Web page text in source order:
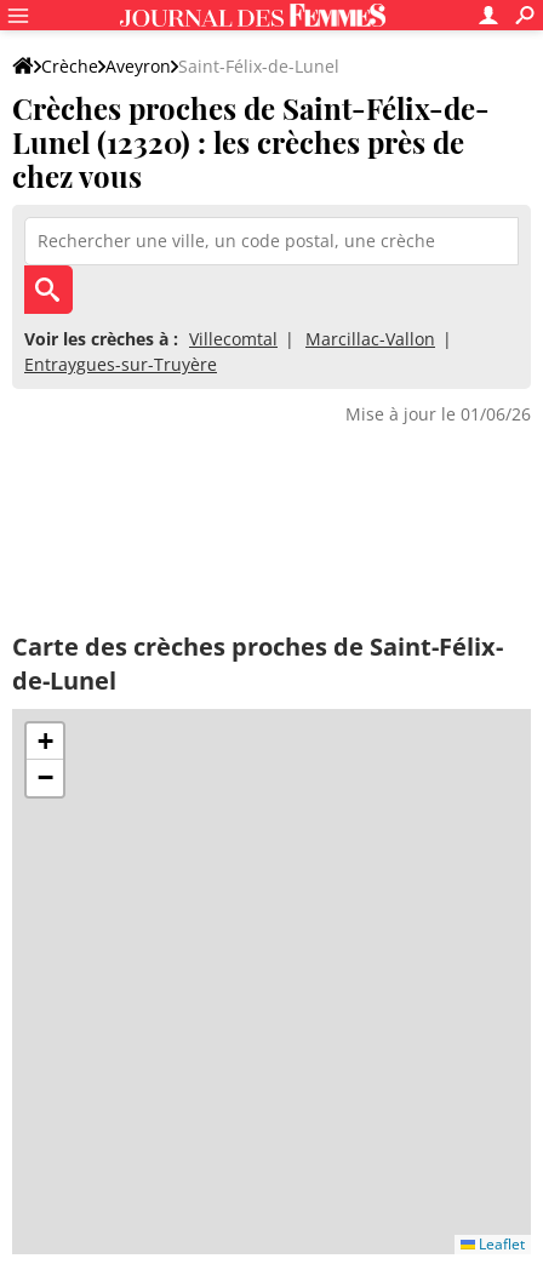
Crèche Aveyron Saint-Félix-de-Lunel
Crèches proches de Saint-Félix-de-
Lunel (12320) : les crèches près de
chez vous
Voir les crèches à : Villecomtal
Marcillac-Vallon
Entraygues-sur-Truyère
Mise à jour le 01/06/26
Carte des crèches proches de Saint-Félix-
de-Lunel
+
−
Leaflet